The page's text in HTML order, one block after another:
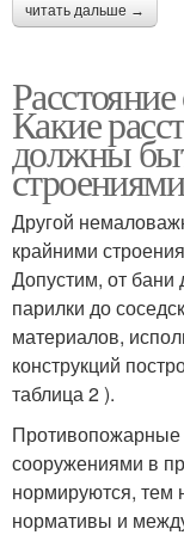
читать дальше →
Какие
должны
Другой
крайними
Допустим, от бани
парилки до
материалов,
конструкций
таблица 2 ).
Противопожарные
сооружениями в
нормируются, тем
нормативы и